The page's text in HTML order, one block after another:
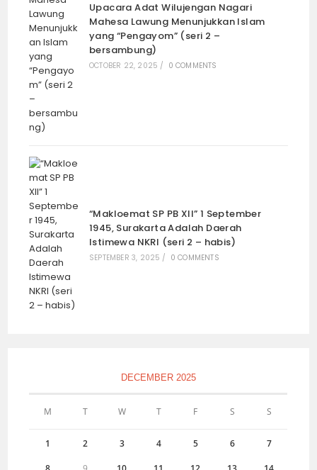
Upacara Adat Wilujengan Nagari
Mahesa Lawung Menunjukkan Islam
yang “Pengayom” (seri 2 –
bersambung)
OCTOBER 22, 2025 / 0 COMMENTS
“Makloemat SP PB XII” 1 September
1945, Surakarta Adalah Daerah
Istimewa NKRI (seri 2 – habis)
SEPTEMBER 3, 2025 / 0 COMMENTS
DECEMBER 2025
M T W T F S S
1 2 3 4 5 6 7